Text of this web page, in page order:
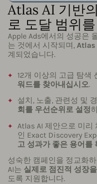
Atlas AI 기반
로 도달 범위
Apple Ads에서의 성공은
는 것에서 시작되며, Atlas
계되었습니다.
12개 이상의 고급 탐색
워드를 찾아내십시오.
설치, 노출, 관련성 및
회를 우선순위로 설정
Atlas AI 제안으로 미리
인 Exact Discovery
고 성과가 좋은 용어를
성숙한 캠페인을 정교화
AI는 실제로 점진적 성장
도록 지원합니다.